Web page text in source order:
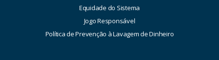
Equidade do Sistema
Jogo Responsável
Política de Prevenção à Lavagem de Dinheiro